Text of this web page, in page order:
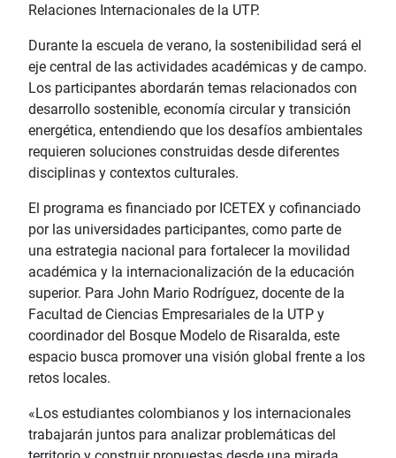
Relaciones Internacionales de la UTP.
Durante la escuela de verano, la sostenibilidad será el
eje central de las actividades académicas y de campo.
Los participantes abordarán temas relacionados con
desarrollo sostenible, economía circular y transición
energética, entendiendo que los desafíos ambientales
requieren soluciones construidas desde diferentes
disciplinas y contextos culturales.
El programa es financiado por ICETEX y cofinanciado
por las universidades participantes, como parte de
una estrategia nacional para fortalecer la movilidad
académica y la internacionalización de la educación
superior. Para John Mario Rodríguez, docente de la
Facultad de Ciencias Empresariales de la UTP y
coordinador del Bosque Modelo de Risaralda, este
espacio busca promover una visión global frente a los
retos locales.
«Los estudiantes colombianos y los internacionales
trabajarán juntos para analizar problemáticas del